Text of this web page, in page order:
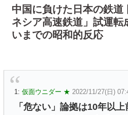
中国に負けた日本の鉄道
ネシア高速鉄道」試運転
いまでの昭和的反応
1: 仮面ウニダー ★ 2022/11/27(日)
「危ない」論拠は10年以